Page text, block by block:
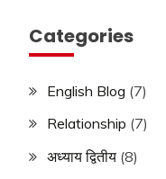
Categories
English Blog (7)
Relationship (7)
अध्याय द्वितीय (8)